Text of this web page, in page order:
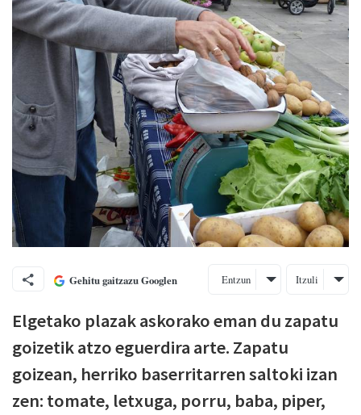
Gehitu gaitzazu Googlen Entzun Itzuli
Elgetako plazak askorako eman du zapatu
goizetik atzo eguerdira arte. Zapatu
goizean, herriko baserritarren saltoki izan
zen: tomate, letxuga, porru, baba, piper,